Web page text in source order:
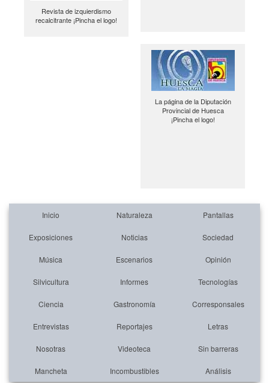
Revista de izquierdismo
recalcitrante ¡Pincha el logo!
La página de la Diputación
Provincial de Huesca
¡Pincha el logo!
Inicio Naturaleza Pantallas
Exposiciones Noticias Sociedad
Música Escenarios Opinión
Silvicultura Informes Tecnologías
Ciencia Gastronomía Corresponsales
Entrevistas Reportajes Letras
Nosotras Videoteca Sin barreras
Mancheta Incombustibles Análisis